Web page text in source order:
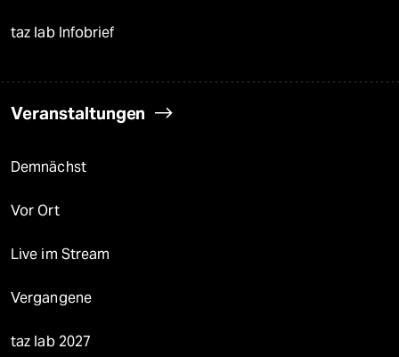
taz lab Infobrief
Veranstaltungen
Demnächst
Vor Ort
Live im Stream
Vergangene
taz lab 2027